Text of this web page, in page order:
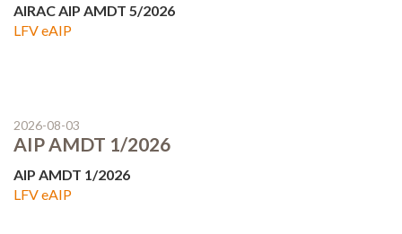
AIRAC AIP AMDT 5/2026
LFV eAIP
2026-08-03
AIP AMDT 1/2026
AIP AMDT 1/2026
LFV eAIP
Från mall
Arkiverade
Länkar